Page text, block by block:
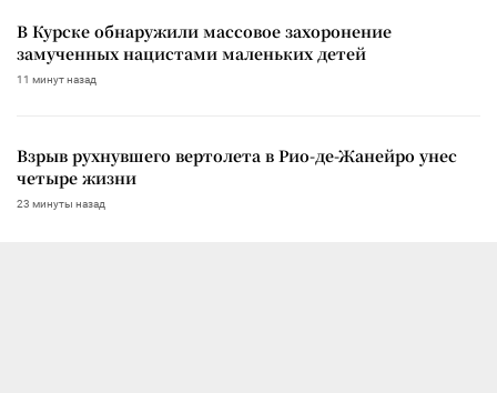
В Курске обнаружили массовое захоронение
замученных нацистами маленьких детей
11 минут назад
Взрыв рухнувшего вертолета в Рио-де-Жанейро унес
четыре жизни
23 минуты назад